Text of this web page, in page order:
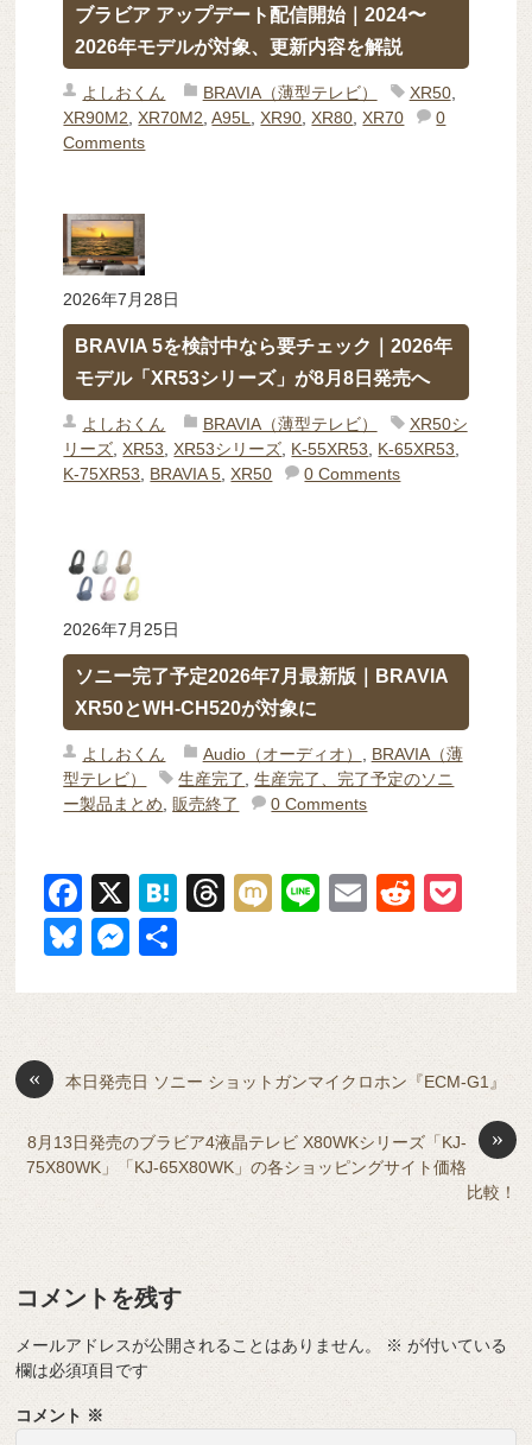
ブラビア アップデート配信開始｜2024〜
2026年モデルが対象、更新内容を解説
よしおくん BRAVIA（薄型テレビ） XR50,
XR90M2 ,XR70M2 ,A95L ,XR90 ,XR80 ,XR70
0
Comments
2026年7月28日
BRAVIA 5を検討中なら要チェック｜2026年
モデル「XR53シリーズ」が8月8日発売へ
よしおくん BRAVIA（薄型テレビ）
XR50シ
リーズ ,XR53 ,XR53シリーズ K-55XR53 K-65XR53
K-75XR53
BRAVIA 5 ,XR50 0 Comments
2026年7月25日
ソニー完了予定2026年7月最新版｜BRAVIA
XR50とWH-CH520が対象に
よしおくん Audio（オーディオ）
BRAVIA（薄
型テレビ）
生産完了 ,生産完了、完了予定のソニ
ー製品まとめ
販売終了 0 Comments
F
a
c
e
b
o
k
X
H
n
T
a
d
s
M
Li
E
R
di et
Bl
e
sk
y
M
ss
n
g
er
« 本日発売日 ソニー ショットガンマイクロホン『ECM-G1』
»
8月13日発売のブラビア4液晶テレビ X80WKシリーズ「KJ-
75X80WK」「KJ-65X80WK」の各ショッピングサイト価格
比較！
コメントを残す
メールアドレスが公開されることはありません。 ※ が付いている
欄は必須項目です
コメント ※